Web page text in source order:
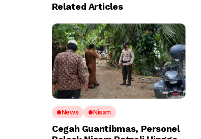
Related Articles
News Nisam
Cegah Guantibmas, Personel